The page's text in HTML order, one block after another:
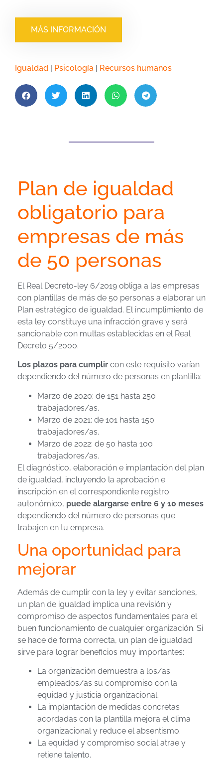
MÁS INFORMACIÓN
Igualdad | Psicología | Recursos humanos
Plan de igualdad
obligatorio para
empresas de más
de 50 personas
El Real Decreto-ley 6/2019 obliga a las empresas
con plantillas de más de 50 personas a elaborar un
Plan estratégico de igualdad. El incumplimiento de
esta ley constituye una infracción grave y será
sancionable con multas establecidas en el Real
Decreto 5/2000.
Los plazos para cumplir con este requisito varían
dependiendo del número de personas en plantilla:
Marzo de 2020: de 151 hasta 250
trabajadores/as.
Marzo de 2021: de 101 hasta 150
trabajadores/as.
Marzo de 2022: de 50 hasta 100
trabajadores/as.
El diagnóstico, elaboración e implantación del plan
de igualdad, incluyendo la aprobación e
inscripción en el correspondiente registro
autonómico, puede alargarse entre 6 y 10 meses
dependiendo del número de personas que
trabajen en tu empresa.
Una oportunidad para
mejorar
Además de cumplir con la ley y evitar sanciones,
un plan de igualdad implica una revisión y
compromiso de aspectos fundamentales para el
buen funcionamiento de cualquier organización. Si
se hace de forma correcta, un plan de igualdad
sirve para lograr beneficios muy importantes:
La organización demuestra a los/as
empleados/as su compromiso con la
equidad y justicia organizacional.
La implantación de medidas concretas
acordadas con la plantilla mejora el clima
organizacional y reduce el absentismo.
La equidad y compromiso social atrae y
retiene talento.